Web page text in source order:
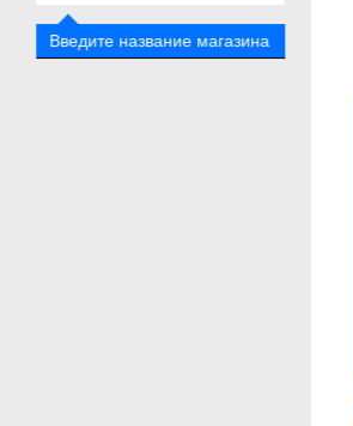
Введите название магазина